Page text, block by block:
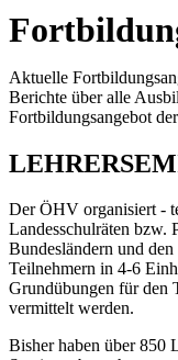
Aktuelle
Berichte über alle
Fortbildungsangebot
Der ÖHV organisiert -
Landesschulräten bzw.
Bundesländern und
Teilnehmern in 4-6
Grundübungen für den
vermittelt werden.
Bisher haben über 850